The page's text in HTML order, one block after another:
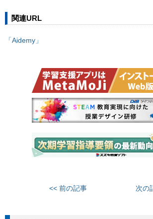
関連URL
「Aidemy」
<< 前の記事 次の